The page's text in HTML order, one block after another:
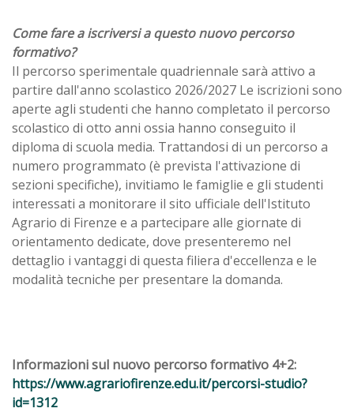
Come fare a iscriversi a questo nuovo percorso
formativo?
Il percorso sperimentale quadriennale sarà attivo a
partire dall'anno scolastico 2026/2027 Le iscrizioni sono
aperte agli studenti che hanno completato il percorso
scolastico di otto anni ossia hanno conseguito il
diploma di scuola media. Trattandosi di un percorso a
numero programmato (è prevista l'attivazione di
sezioni specifiche), invitiamo le famiglie e gli studenti
interessati a monitorare il sito ufficiale dell'Istituto
Agrario di Firenze e a partecipare alle giornate di
orientamento dedicate, dove presenteremo nel
dettaglio i vantaggi di questa filiera d'eccellenza e le
modalità tecniche per presentare la domanda.
Informazioni sul nuovo percorso formativo 4+2:
https://www.agrariofirenze.edu.it/percorsi-studio?
id=1312